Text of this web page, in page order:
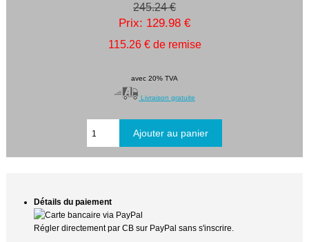
245.24 €
Prix: 129.98 €
115.26 € de remise
avec 20% TVA
Livraison gratuite
Détails du paiement
Régler directement par CB sur PayPal sans s'inscrire.